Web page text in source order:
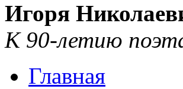
Игоря
К 90-летию
Главная